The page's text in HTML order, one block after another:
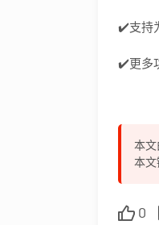
✔️支持
✔️更多
本文
本文
0